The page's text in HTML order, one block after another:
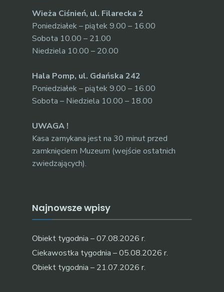
Wieża Ciśnień, ul. Filarecka 2
Poniedziałek – piątek 9.00 – 16.00
Sobota 10.00 – 21.00
Niedziela 10.00 – 20.00
Hala Pomp, ul. Gdańska 242
Poniedziałek – piątek 9.00 – 16.00
Sobota – Niedziela 10.00 – 18.00
UWAGA !
Kasa zamykana jest na 30 minut przed
zamknięciem Muzeum (wejście ostatnich
zwiedzających).
Najnowsze wpisy
Obiekt tygodnia – 07.08.2026 r.
Ciekawostka tygodnia – 05.08.2026 r.
Obiekt tygodnia – 21.07.2026 r.